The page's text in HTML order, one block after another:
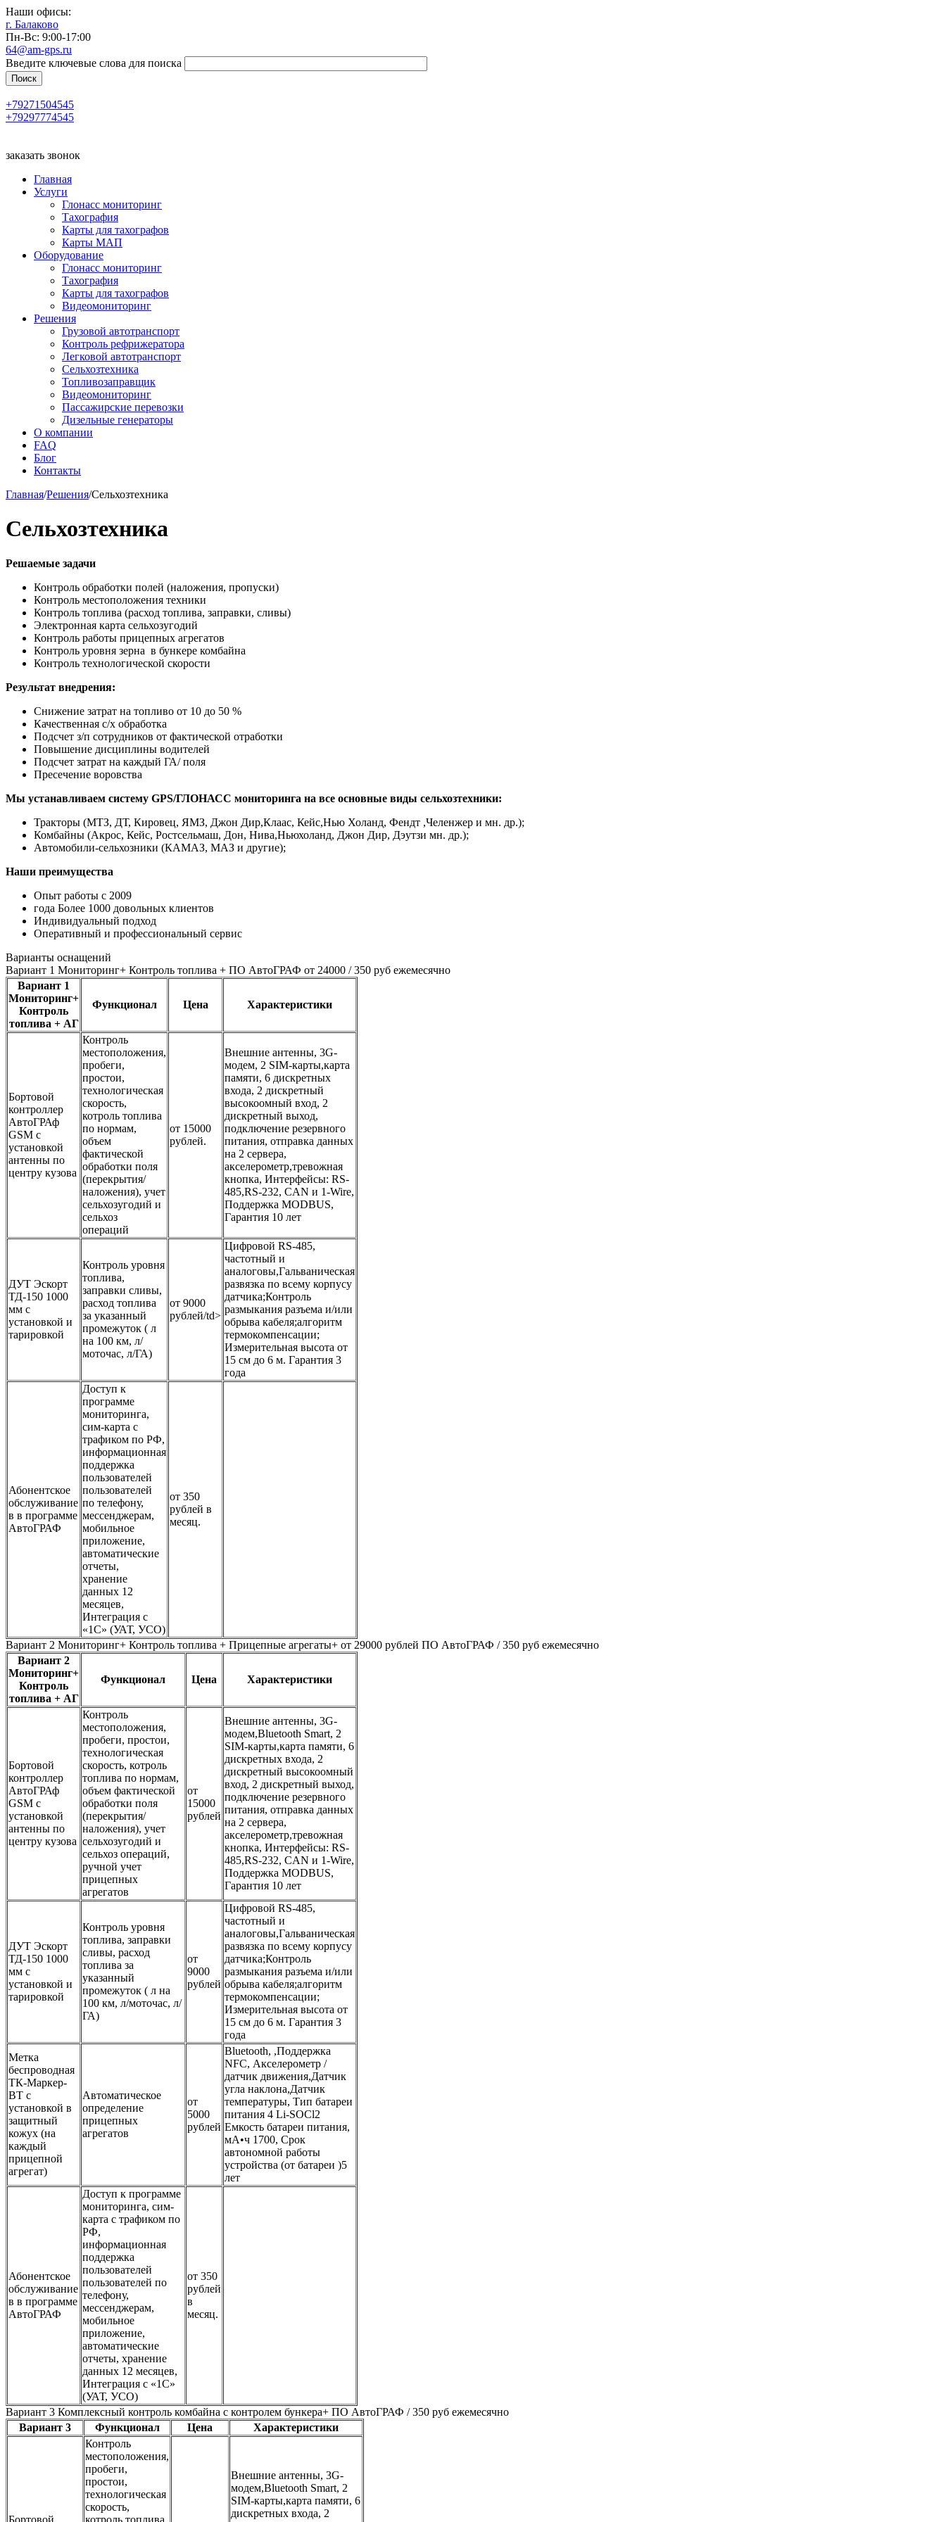
Наши офисы:
г. Балаково
Пн-Вс: 9:00-17:00
64@am-gps.ru
Введите ключевые слова для поиска
+79271504545
+79297774545
заказать звонок
Главная
Услуги
Глонасс мониторинг
Тахография
Карты для тахографов
Карты МАП
Оборудование
Глонасс мониторинг
Тахография
Карты для тахографов
Видеомониторинг
Решения
Грузовой автотранспорт
Контроль рефрижератора
Легковой автотранспорт
Сельхозтехника
Топливозаправщик
Видеомониторинг
Пассажирские перевозки
Дизельные генераторы
О компании
FAQ
Блог
Контакты
Главная/Решения/Сельхозтехника
Сельхозтехника
Решаемые задачи
Контроль обработки полей (наложения, пропуски)
Контроль местоположения техники
Контроль топлива (расход топлива, заправки, сливы)
Электронная карта сельхозугодий
Контроль работы прицепных агрегатов
Контроль уровня зерна в бункере комбайна
Контроль технологической скорости
Результат внедрения:
Снижение затрат на топливо от 10 до 50 %
Качественная с/х обработка
Подсчет з/п сотрудников от фактической отработки
Повышение дисциплины водителей
Подсчет затрат на каждый ГА/ поля
Пресечение воровства
Мы устанавливаем систему GPS/ГЛОНАСС мониторинга на все основные виды сельхозтехники:​
Тракторы (МТЗ, ДТ, Кировец, ЯМЗ, Джон Дир,Клаас, Кейс,Нью Холанд, Фендт ,Челенжер и мн. др.);
Комбайны (Акрос, Кейс, Ростсельмаш, Дон, Нива,Ньюхоланд, Джон Дир, Дэутзи мн. др.);
Автомобили-сельхозники (КАМАЗ, МАЗ и другие);
Наши преимущества
Опыт работы с 2009
года Более 1000 довольных клиентов
Индивидуальный подход
Оперативный и профессиональный сервис
Варианты оснащений
Вариант 1 Мониторинг+ Контроль топлива + ПО АвтоГРАФ от 24000 / 350 руб ежемесячно
Вариант 1
Мониторинг+
Контроль
топлива + АГ
Функционал Цена Характеристики
Бортовой
контроллер
АвтоГРАф
GSM с
установкой
антенны по
центру кузова
Контроль
местоположения,
пробеги,
простои,
технологическая
скорость,
котроль топлива
по нормам,
объем
фактической
обработки поля
(перекрытия/
наложения), учет
сельхозугодий и
сельхоз
операций
от 15000
рублей.
Внешние антенны, 3G-
модем, 2 SIM-карты,карта
памяти, 6 дискретных
входа, 2 дискретный
высокоомный вход, 2
дискретный выход,
подключение резервного
питания, отправка данных
на 2 сервера,
акселерометр,тревожная
кнопка, Интерфейсы: RS-
485,RS-232, CAN и 1-Wire,
Поддержка MODBUS,
Гарантия 10 лет
ДУТ Эскорт
ТД-150 1000
мм с
установкой и
тарировкой
Контроль уровня
топлива,
заправки сливы,
расход топлива
за указанный
промежуток ( л
на 100 км, л/
моточас, л/ГА)
от 9000
рублей/td>
Цифровой RS-485,
частотный и
аналоговы,Гальваническая
развязка по всему корпусу
датчика;Контроль
размыкания разъема и/или
обрыва кабеля;алгоритм
термокомпенсации;
Измерительная высота от
15 см до 6 м. Гарантия 3
года
Абонентское
обслуживание
в в программе
АвтоГРАФ
Доступ к
программе
мониторинга,
сим-карта с
трафиком по РФ,
информационная
поддержка
пользователей
пользователей
по телефону,
мессенджерам,
мобильное
приложение,
автоматические
отчеты,
хранение
данных 12
месяцев,
Интеграция с
«1С» (УАТ, УСО)
от 350
рублей в
месяц.
Вариант 2 Мониторинг+ Контроль топлива + Прицепные агрегаты+ от 29000 рублей ПО АвтоГРАФ / 350 руб ежемесячно
Вариант 2
Мониторинг+
Контроль
топлива + АГ
Функционал Цена Характеристики
Бортовой
контроллер
АвтоГРАф
GSM с
установкой
антенны по
центру кузова
Контроль
местоположения,
пробеги, простои,
технологическая
скорость, котроль
топлива по нормам,
объем фактической
обработки поля
(перекрытия/
наложения), учет
сельхозугодий и
сельхоз операций,
ручной учет
прицепных
агрегатов
от
15000
рублей
Внешние антенны, 3G-
модем,Bluetooth Smart, 2
SIM-карты,карта памяти, 6
дискретных входа, 2
дискретный высокоомный
вход, 2 дискретный выход,
подключение резервного
питания, отправка данных
на 2 сервера,
акселерометр,тревожная
кнопка, Интерфейсы: RS-
485,RS-232, CAN и 1-Wire,
Поддержка MODBUS,
Гарантия 10 лет
ДУТ Эскорт
ТД-150 1000
мм с
установкой и
тарировкой
Контроль уровня
топлива, заправки
сливы, расход
топлива за
указанный
промежуток ( л на
100 км, л/моточас, л/
ГА)
от
9000
рублей
Цифровой RS-485,
частотный и
аналоговы,Гальваническая
развязка по всему корпусу
датчика;Контроль
размыкания разъема и/или
обрыва кабеля;алгоритм
термокомпенсации;
Измерительная высота от
15 см до 6 м. Гарантия 3
года
Метка
беспроводная
ТК-Маркер-
BT с
установкой в
защитный
кожух (на
каждый
прицепной
агрегат)
Автоматическое
определение
прицепных
агрегатов
от
5000
рублей
Bluetooth, ,Поддержка
NFC, Акселерометр /
датчик движения,Датчик
угла наклона,Датчик
температуры, Тип батареи
питания 4 Li-SOCl2
Емкость батареи питания,
мА•ч 1700, Срок
автономной работы
устройства (от батареи )5
лет
Абонентское
обслуживание
в в программе
АвтоГРАФ
Доступ к программе
мониторинга, сим-
карта с трафиком по
РФ,
информационная
поддержка
пользователей
пользователей по
телефону,
мессенджерам,
мобильное
приложение,
автоматические
отчеты, хранение
данных 12 месяцев,
Интеграция с «1С»
(УАТ, УСО)
от 350
рублей
в
месяц.
Вариант 3 Комплексный контроль комбайна с контролем бункера+ ПО АвтоГРАФ / 350 руб ежемесячно
Вариант 3
Функционал Цена Характеристики
Бортовой
Контроль
местоположения,
пробеги,
простои,
технологическая
скорость,
котроль топлива
Внешние антенны, 3G-
модем,Bluetooth Smart, 2
SIM-карты,карта памяти, 6
дискретных входа, 2